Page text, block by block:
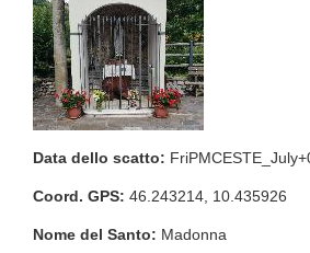
Data dello scatto:
Coord. GPS: 46.243214, 10.435926
Nome del Santo: Madonna